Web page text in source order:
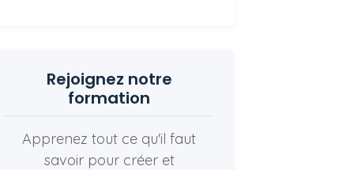
Rejoignez notre
formation
Apprenez tout ce qu'il faut
savoir pour créer et